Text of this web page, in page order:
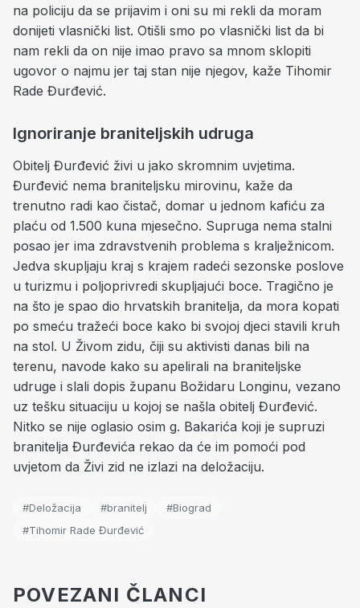
na policiju da se prijavim i oni su mi rekli da moram
donijeti vlasnički list. Otišli smo po vlasnički list da bi
nam rekli da on nije imao pravo sa mnom sklopiti
ugovor o najmu jer taj stan nije njegov, kaže Tihomir
Rade Đurđević.
Ignoriranje braniteljskih udruga
Obitelj Đurđević živi u jako skromnim uvjetima.
Đurđević nema braniteljsku mirovinu, kaže da
trenutno radi kao čistač, domar u jednom kafiću za
plaću od 1.500 kuna mjesečno. Supruga nema stalni
posao jer ima zdravstvenih problema s kralježnicom.
Jedva skupljaju kraj s krajem radeći sezonske poslove
u turizmu i poljoprivredi skupljajući boce. Tragično je
na što je spao dio hrvatskih branitelja, da mora kopati
po smeću tražeći boce kako bi svojoj djeci stavili kruh
na stol. U Živom zidu, čiji su aktivisti danas bili na
terenu, navode kako su apelirali na braniteljske
udruge i slali dopis županu Božidaru Longinu, vezano
uz tešku situaciju u kojoj se našla obitelj Đurđević.
Nitko se nije oglasio osim g. Bakarića koji je supruzi
branitelja Đurđevića rekao da će im pomoći pod
uvjetom da Živi zid ne izlazi na deložaciju.
#Deložacija #branitelj
#Biograd
#Tihomir Rade Đurđević
POVEZANI ČLANCI